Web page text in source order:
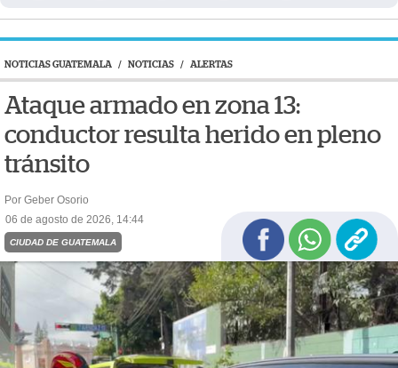
NOTICIAS GUATEMALA / NOTICIAS / ALERTAS
Ataque armado en zona 13:
conductor resulta herido en pleno
tránsito
Por Geber Osorio
06 de agosto de 2026, 14:44
CIUDAD DE GUATEMALA